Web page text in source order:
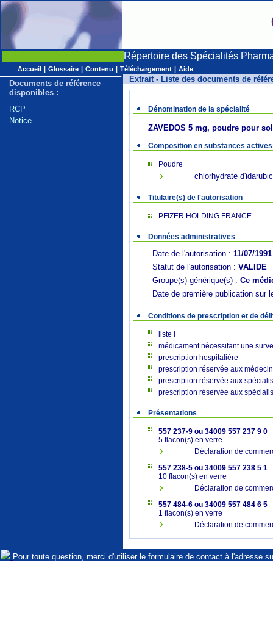
Répertoire des Spécialités
Accueil | Glossaire | Contenu | Téléchargement | Aide
Documents de référence
disponibles :
RCP
Notice
Extrait - Liste des documents de
Dénomination de la spécialité
ZAVEDOS 5 mg, poudre pour
Composition en substances actives
Poudre
chlorhydrate
Titulaire(s) de l'autorisation
PFIZER HOLDING FRANCE
Données administratives
Date de l'autorisation : 11/07/1991
Statut de l'autorisation : VALIDE
Groupe(s) générique(s) : Ce
Date de première publication sur
Conditions de prescription et de
liste I
médicament nécessitant une
prescription hospitalière
prescription réservée aux
prescription réservée aux
prescription réservée aux
Présentations
557 237-9 ou 34009 557 237 9 0
5 flacon(s) en verre
Déclaration de
557 238-5 ou 34009 557 238 5 1
10 flacon(s) en verre
Déclaration de
557 484-6 ou 34009 557 484 6 5
1 flacon(s) en verre
Déclaration de
Pour toute question, merci d'utiliser le formulaire de contact à l'adresse